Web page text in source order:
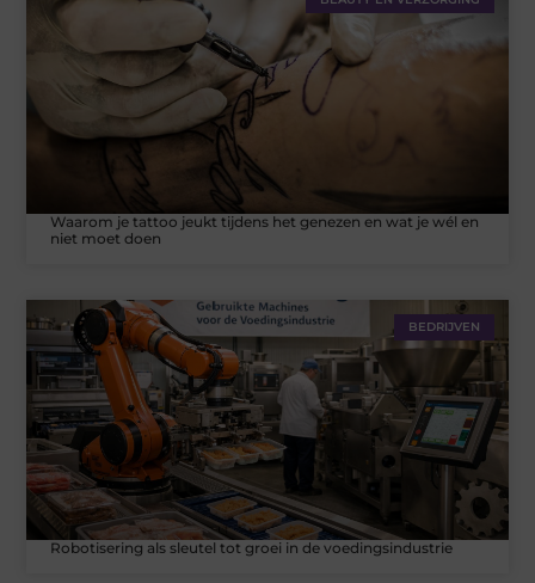
Waarom je tattoo jeukt tijdens het genezen en wat je wél en
niet moet doen
BEDRIJVEN
Robotisering als sleutel tot groei in de voedingsindustrie